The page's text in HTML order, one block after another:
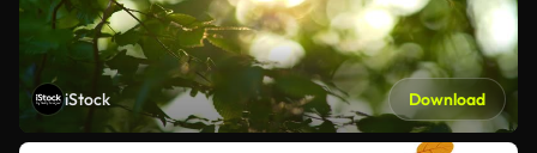
iStock Download